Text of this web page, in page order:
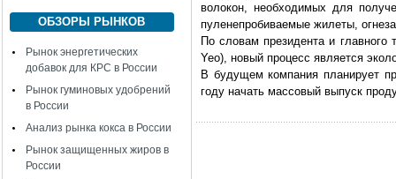
ОБЗОРЫ РЫНКОВ
Рынок энергетических
добавок для КРС в России
Рынок гуминовых удобрений
в России
Анализ рынка кокса в России
Рынок защищенных жиров в
России
волокон, необходимых для
пуленепробиваемые жилеты,
По словам президента и главного
Yeo), новый процесс является
В будущем компания планирует
году начать массовый выпуск